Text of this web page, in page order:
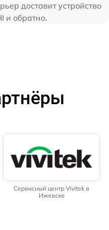
доставит устройство
и обратно.
Сервисный центр Vivitek в
Ижевске